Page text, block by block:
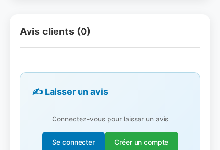
Avis clients (0)
✍️ Laisser un avis
Connectez-vous pour laisser un avis
Se connecter Créer un compte